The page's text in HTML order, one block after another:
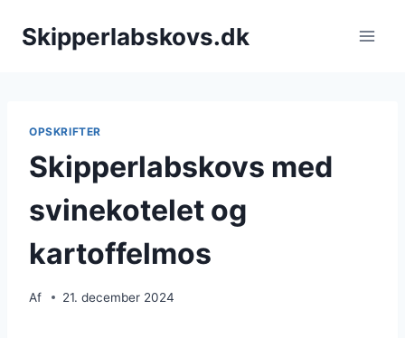
Skipperlabskovs.dk
OPSKRIFTER
Skipperlabskovs med
svinekotelet og
kartoffelmos
Af 21. december 2024